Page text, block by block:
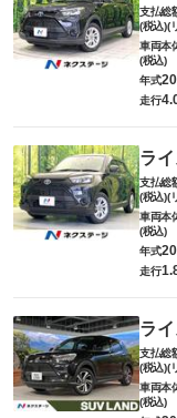
支払総
(税込)(
車両本
(税込)
年式
走行
ラ
支払総
(税込)(
車両本
(税込)
年式
走行
ラ
支払総
(税込)(
車両本
(税込)